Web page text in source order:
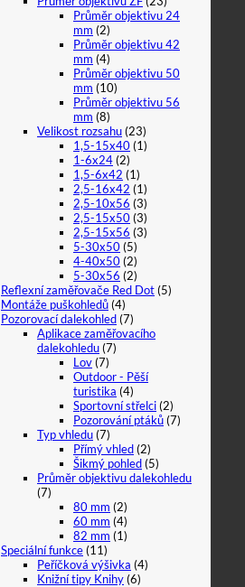
Průměr objektivu 24
mm (2)
Průměr objektivu 42
mm (4)
Průměr objektivu 50
mm (10)
Průměr objektivu 56
mm (8)
Velikost rozsahu(23)
1,5-15x40(1)
1-6x24(2)
1,5-6x42 (1)
2,5-16x42 (1)
2,5-10x56 (3)
2,5-15x50(3)
2,5-15x56 (3)
5-30x50(5)
4-40x50(2)
5-30x56 (2)
Reflexní zaměřovače Red Dot(5)
Montáže puškohledů(4)
Pozorovací dalekohled(7)
Aplikace zaměřovacího
dalekohledu(7)
Lov(7)
Outdoor - Pěší
turistika (4)
Sportovní střelci(2)
Pozorování ptáků(7)
Typ vhledu(7)
Přímý vhled(2)
Šikmý pohled(5)
Průměr objektivu dalekohledu
(7)
80 mm (2)
60 mm (4)
82 mm (1)
Speciální funkce(11)
Peříčková výšivka (4)
Knižní tipy Knihy(6)